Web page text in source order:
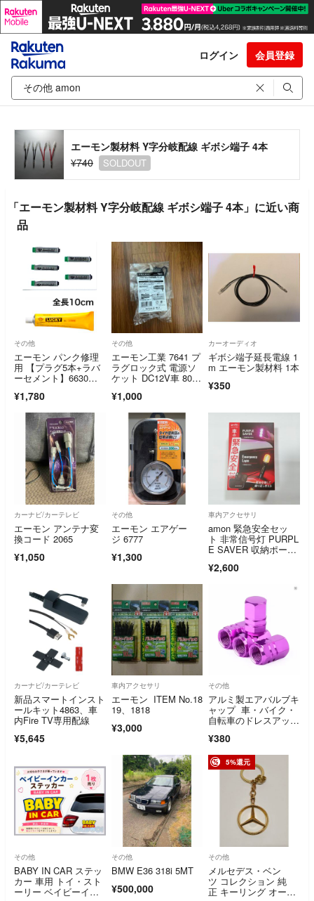
ログイン 会員登録
エーモン製材料 Y字分岐配線 ギボシ端子 4本
¥740
SOLDOUT
「エーモン製材料 Y字分岐配線 ギボシ端子 4本」に近い商
品
その他
エーモン パンク修理
用 【プラグ5本+ラバ
ーセメント】6630～6
¥1,780
その他
エーモン工業 7641 プ
ラグロック式 電源ソ
ケット DC12V車 80W
¥1,000
カーオーディオ
ギボシ端子延長電線 1
m エーモン製材料 1本
¥350
カーナビ/カーテレビ
エーモン アンテナ変
換コード 2065
¥1,050
その他
エーモン エアゲー
ジ 6777
¥1,300
車内アクセサリ
amon 緊急安全セッ
ト 非常信号灯 PURPL
E SAVER 収納ポーチ
¥2,600
カーナビ/カーテレビ
新品スマートインスト
ールキット4863、車
内Fire TV専用配線
¥5,645
車内アクセサリ
エーモン ITEM No.18
19、1818
¥3,000
その他
アルミ製エアバルブキ
ャップ 車・バイク・
自転車のドレスアッ
¥380
その他
BABY IN CAR ステッ
カー 車用 トイ・スト
ーリー ベイビーイン
その他
BMW E36 318i 5MT
¥500,000
5%還元
その他
メルセデス・ベン
ツ コレクション 純
正 キーリング オープ